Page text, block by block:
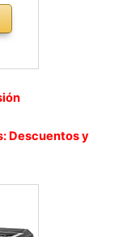
Descuentos y